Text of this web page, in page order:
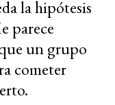
la hipótesis
parece
un grupo
cometer